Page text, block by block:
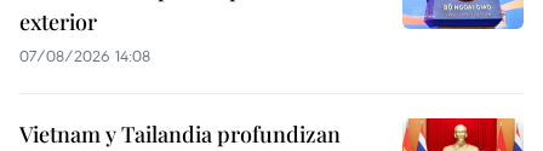
exterior
07/08/2026 14:08
Vietnam y Tailandia profundizan